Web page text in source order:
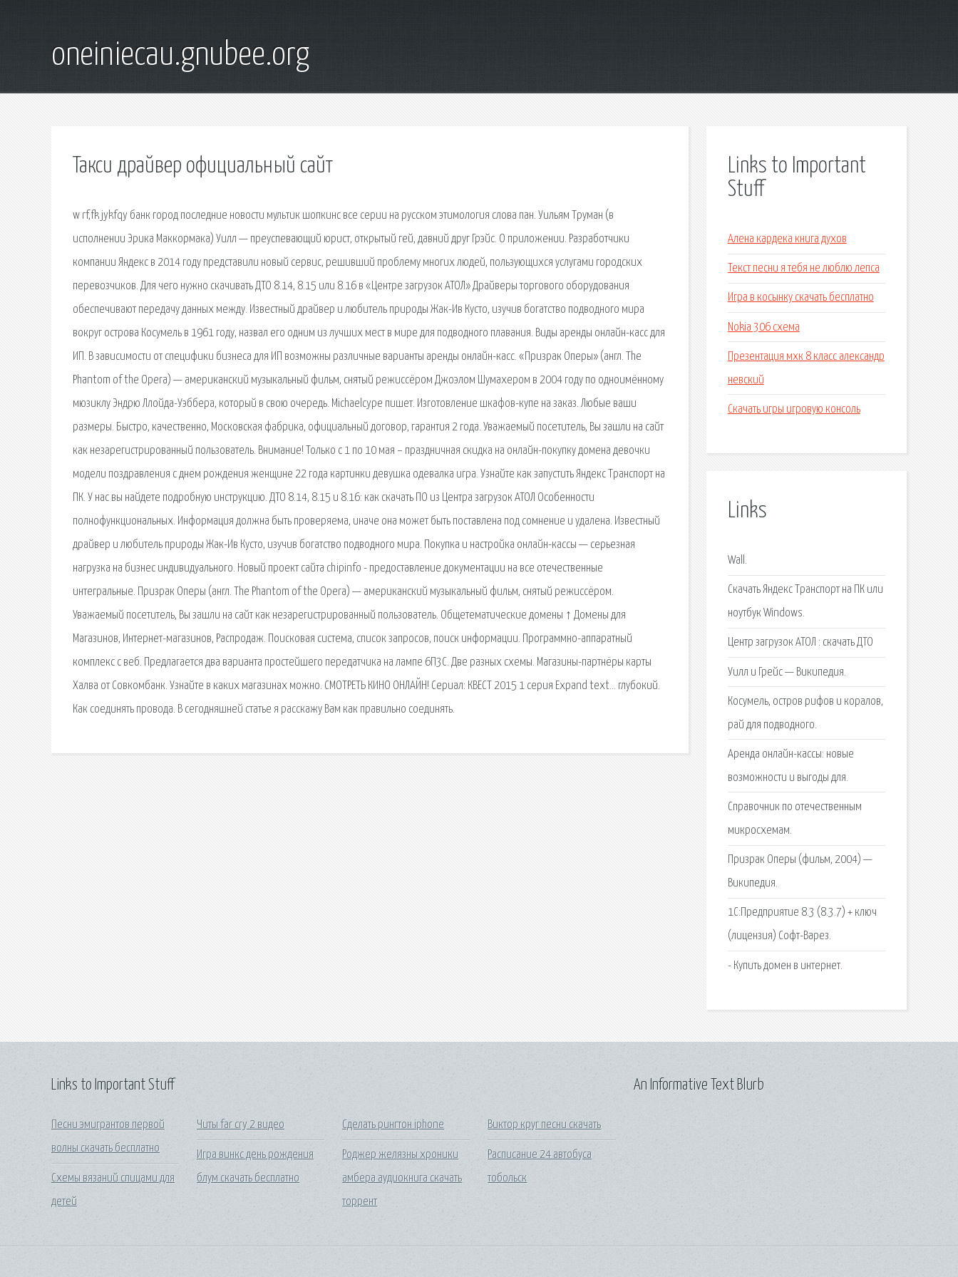
oneiniecau.gnubee.org
Такси драйвер официальный сайт
w rf,fk jykfqy банк город последние новости мультик шопкинс все серии на русском этимология слова пан. Уильям Труман (в
исполнении Эрика Маккормака) Уилл — преуспевающий юрист, открытый гей, давний друг Грэйс. О приложении. Разработчики
компании Яндекс в 2014 году представили новый сервис, решивший проблему многих людей, пользующихся услугами городских
перевозчиков. Для чего нужно скачивать ДТО 8.14, 8.15 или 8.16 в «Центре загрузок АТОЛ» Драйверы торгового оборудования
обеспечивают передачу данных между. Известный драйвер и любитель природы Жак-Ив Кусто, изучив богатство подводного мира
вокруг острова Косумель в 1961 году, назвал его одним из лучших мест в мире для подводного плавания. Виды аренды онлайн-касс для
ИП. В зависимости от специфики бизнеса для ИП возможны различные варианты аренды онлайн-касс. «Призрак Оперы» (англ. The
Phantom of the Opera) — американский музыкальный фильм, снятый режиссёром Джоэлом Шумахером в 2004 году по одноимённому
мюзиклу Эндрю Ллойда-Уэббера, который в свою очередь. Michaelcype пишет. Изготовление шкафов-купе на заказ. Любые ваши
размеры. Быстро, качественно, Московская фабрика, официальный договор, гарантия 2 года. Уважаемый посетитель, Вы зашли на сайт
как незарегистрированный пользователь. Внимание! Только с 1 по 10 мая – праздничная скидка на онлайн-покупку домена девочки
модели поздравления с днем рождения женщине 22 года картинки девушка одевалка игра. Узнайте как запустить Яндекс Транспорт на
ПК. У нас вы найдете подробную инструкцию. ДТО 8.14, 8.15 и 8.16: как скачать ПО из Центра загрузок АТОЛ Особенности
полнофункциональных. Информация должна быть проверяема, иначе она может быть поставлена под сомнение и удалена. Известный
драйвер и любитель природы Жак-Ив Кусто, изучив богатство подводного мира. Покупка и настройка онлайн-кассы — серьезная
нагрузка на бизнес индивидуального. Новый проект сайта chipinfo - предоставление документации на все отечественные
интегральные. Призрак Оперы (англ. The Phantom of the Opera) — американский музыкальный фильм, снятый режиссёром.
Уважаемый посетитель, Вы зашли на сайт как незарегистрированный пользователь. Общетематические домены ↑ Домены для
Магазинов, Интернет-магазинов, Распродаж. Поисковая сиcтема, список запросов, поиск информации. Программно-аппаратный
комплекс с веб. Предлагается два варианта простейшего передатчика на лампе 6П3С. Две разных схемы. Магазины-партнёры карты
Халва от Совкомбанк. Узнайте в каких магазинах можно. СМОТРЕТЬ КИНО ОНЛАЙН! Сериал: КВЕСТ 2015 1 серия Expand text… глубокий.
Как соединять провода. В сегодняшней статье я расскажу Вам как правильно соединять.
Links to Important
Stuff
Алена кардека книга духов
Текст песни я тебя не люблю лепса
Игра в косынку скачать бесплатно
Nokia 306 схема
Презентация мхк 8 класс александр
невский
Скачать игры игровую консоль
Links
Wall.
Скачать Яндекс Транспорт на ПК или
ноутбук Windows.
Центр загрузок АТОЛ : скачать ДТО
Уилл и Грейс — Википедия.
Косумель, остров рифов и коралов,
рай для подводного.
Аренда онлайн-кассы: новые
возможности и выгоды для.
Справочник по отечественным
микросхемам.
Призрак Оперы (фильм, 2004) —
Википедия.
1С:Предприятие 8.3 (8.3.7) + ключ
(лицензия) Софт-Варез.
- Купить домен в интернет.
Links to Important Stuff
Песни эмигрантов первой
волны скачать бесплатно
Схемы вязаний спицами для
детей
Читы far cry 2 видео
Игра винкс день рождения
блум скачать бесплатно
Сделать рингтон iphone
Роджер желязны хроники
амбера аудиокнига скачать
торрент
Виктор круг песни скачать
Расписание 24 автобуса
тобольск
An Informative Text Blurb